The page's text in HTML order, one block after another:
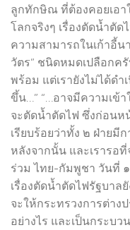
ลูกทักษิณ ที่ต้องคอยเอา
โลกจริงๆ เรื่องตัดน้ำตั
ความสามารถในเก้าอี้
วัตร” ชนิดหมดเปลือกครั
พร้อม แต่เรายังไม่ได้ดำ
ขึ้น…” “…อาจมีความเข้
จะตัดน้ำตัดไฟ ซึ่งก่อน
เรียบร้อยว่าทั้ง ๒ ฝ่ายมี
หลังจากนั้น และเรารอ
ร่วม ไทย-กัมพูชา วันที่
เรื่องตัดน้ำตัดไฟรัฐบาล
จะให้กระทรวงการต่าง
อย่างไร และเป็นกระบว